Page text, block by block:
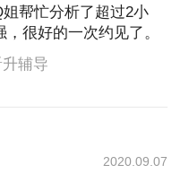
帮忙分析了超过2小
很好的一次约见了。
辅导
2020.09.07